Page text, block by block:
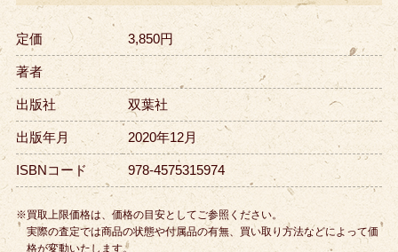
定価 3,850円
著者
出版社 双葉社
出版年月 2020年12月
ISBNコード 978-4575315974
※買取上限価格は、価格の目安としてご参照ください。
実際の査定では商品の状態や付属品の有無、買い取り方法などによって価
格が変動いたします。